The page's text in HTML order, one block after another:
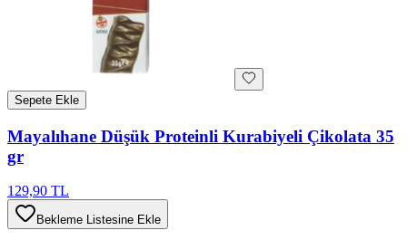
Sepete Ekle
Mayalıhane Düşük Proteinli Kurabiyeli Çikolata 35
gr
129,90 TL
Bekleme Listesine Ekle